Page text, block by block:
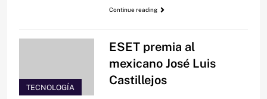
Continue reading
TECNOLOGÍA
ESET premia al
mexicano José Luis
Castillejos